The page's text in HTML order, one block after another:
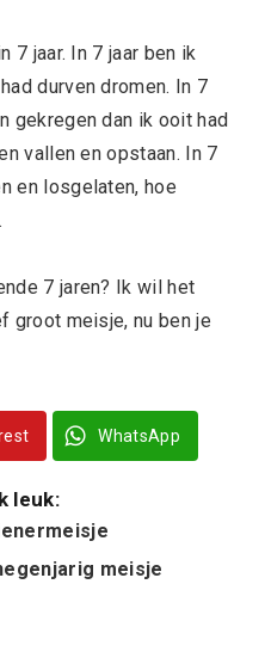
7 jaar. In 7 jaar ben ik
durven dromen. In 7
gekregen dan ik ooit had
vallen en opstaan. In 7
en losgelaten, hoe
7 jaren? Ik wil het
groot meisje, nu ben je
WhatsApp
leuk:
meisje